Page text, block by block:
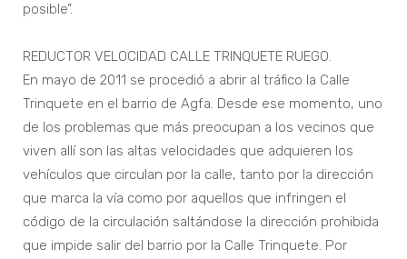
posible”.
REDUCTOR VELOCIDAD CALLE TRINQUETE RUEGO.
En mayo de 2011 se procedió a abrir al tráfico la Calle
Trinquete en el barrio de Agfa. Desde ese momento, uno
de los problemas que más preocupan a los vecinos que
viven allí son las altas velocidades que adquieren los
vehículos que circulan por la calle, tanto por la dirección
que marca la vía como por aquellos que infringen el
código de la circulación saltándose la dirección prohibida
que impide salir del barrio por la Calle Trinquete. Por